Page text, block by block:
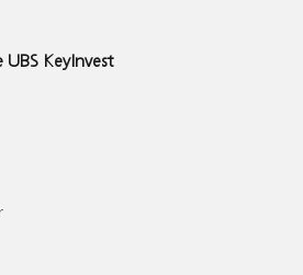
UBS KeyInvest